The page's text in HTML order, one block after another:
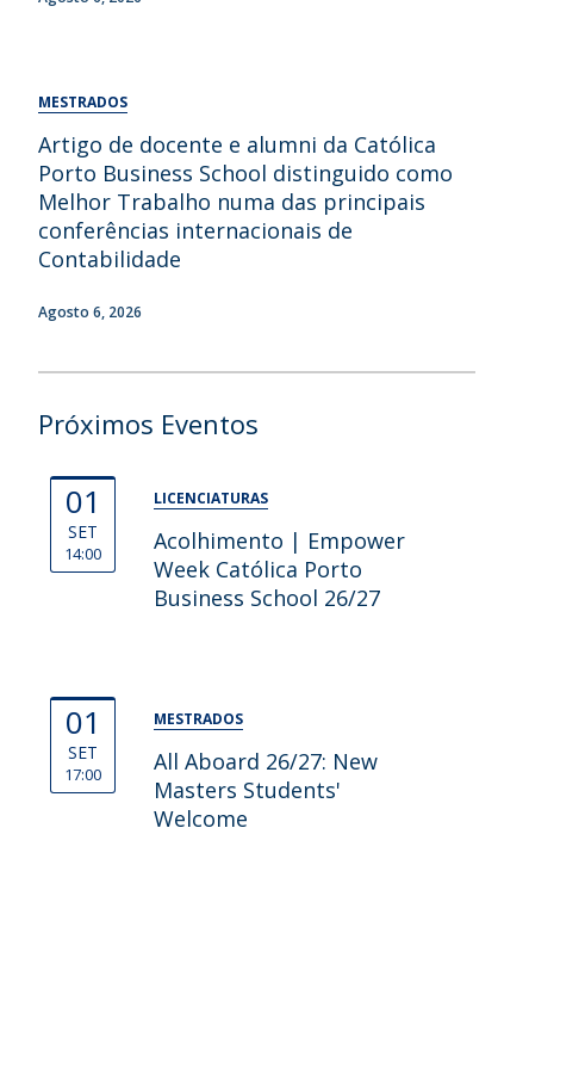
MESTRADOS
Artigo de docente e alumni da Católica
Porto Business School distinguido como
Melhor Trabalho numa das principais
conferências internacionais de
Contabilidade
Agosto 6, 2026
Próximos Eventos
01
SET
14:00
LICENCIATURAS
Acolhimento | Empower
Week Católica Porto
Business School 26/27
01
SET
17:00
MESTRADOS
All Aboard 26/27: New
Masters Students'
Welcome